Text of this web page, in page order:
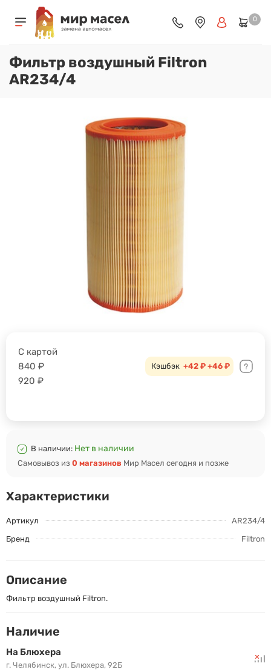
0
Фильтр воздушный Filtron
AR234/4
Характеристики
Артикул
AR234/4
Бренд
Filtron
Описание
Фильтр воздушный Filtron.
С картой
840 ₽
920 ₽
Кэшбэк +42 ₽ +46 ₽
В наличии: Нет в наличии
Самовывоз из 0 магазинов Мир Масел сегодня и позже
Наличие
На Блюхера
г. Челябинск, ул. Блюхера, 92Б